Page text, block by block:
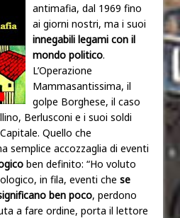
antimafia, dal 1969 fino
ai giorni nostri, ma i suoi
innegabili legami con il
mondo politico.
L’Operazione
Mammasantissima, il
golpe Borghese, il caso
Berlusconi e i suoi soldi
Quello che
semplice accozzaglia di eventi
ben definito: “Ho voluto
in fila, eventi che se
ben poco, perdono
a fare ordine, porta il lettore